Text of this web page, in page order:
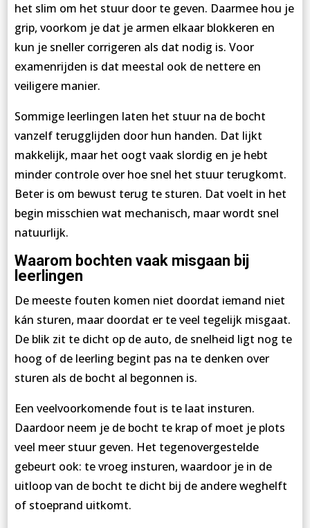
het slim om het stuur door te geven. Daarmee hou je
grip, voorkom je dat je armen elkaar blokkeren en
kun je sneller corrigeren als dat nodig is. Voor
examenrijden is dat meestal ook de nettere en
veiligere manier.
Sommige leerlingen laten het stuur na de bocht
vanzelf terugglijden door hun handen. Dat lijkt
makkelijk, maar het oogt vaak slordig en je hebt
minder controle over hoe snel het stuur terugkomt.
Beter is om bewust terug te sturen. Dat voelt in het
begin misschien wat mechanisch, maar wordt snel
natuurlijk.
Waarom bochten vaak misgaan bij
leerlingen
De meeste fouten komen niet doordat iemand niet
kán sturen, maar doordat er te veel tegelijk misgaat.
De blik zit te dicht op de auto, de snelheid ligt nog te
hoog of de leerling begint pas na te denken over
sturen als de bocht al begonnen is.
Een veelvoorkomende fout is te laat insturen.
Daardoor neem je de bocht te krap of moet je plots
veel meer stuur geven. Het tegenovergestelde
gebeurt ook: te vroeg insturen, waardoor je in de
uitloop van de bocht te dicht bij de andere weghelft
of stoeprand uitkomt.